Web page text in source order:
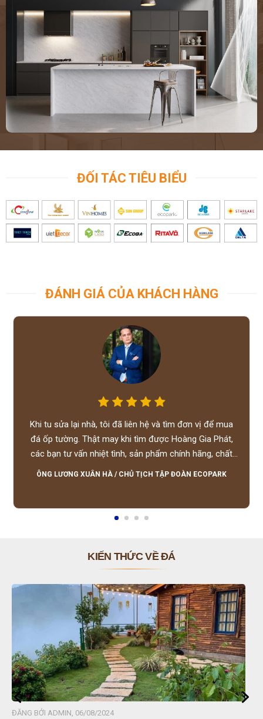
ĐỐI TÁC TIÊU BIỂU
ĐÁNH GIÁ CỦA KHÁCH HÀNG
Khi tu sửa lại nhà, tôi đã liên hệ và tìm đơn vị để mua
đá ốp tường. Thật may khi tìm được Hoàng Gia Phát,
các bạn tư vấn nhiệt tình, sản phẩm chính hãng, chất
lượng tốt, giá hợp lý, hỗ trợ tận tình.
ÔNG LƯƠNG XUÂN HÀ / CHỦ TỊCH TẬP ĐOÀN ECOPARK
KIẾN THỨC VỀ ĐÁ
BỞI ADMIN, 06/08/2024